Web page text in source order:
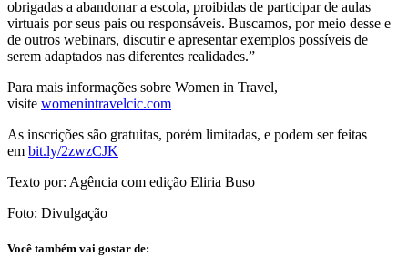
obrigadas a abandonar a escola, proibidas de participar de aulas
virtuais por seus pais ou responsáveis. Buscamos, por meio desse e
de outros webinars, discutir e apresentar exemplos possíveis de
serem adaptados nas diferentes realidades.”
Para mais informações sobre Women in Travel,
visite womenintravelcic.com
As inscrições são gratuitas, porém limitadas, e podem ser feitas
em bit.ly/2zwzCJK
Texto por: Agência com edição Eliria Buso
Foto: Divulgação
Você também vai gostar de: